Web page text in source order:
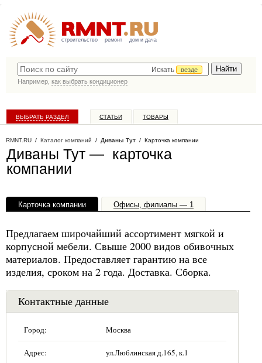
строительство ремонт дом и дача
Искать
везде
Например, как выбрать кондиционер
ВЫБРАТЬ РАЗДЕЛ СТАТЬИ ТОВАРЫ
RMNT.RU / Каталог компаний / Диваны Тут / Карточка компании
Диваны Тут — карточка
компании
Карточка компании Офисы, филиалы — 1
Предлагаем широчайший ассортимент мягкой и
корпусной мебели. Свыше 2000 видов обивочных
материалов. Предоставляет гарантию на все
изделия, сроком на 2 года. Доставка. Сборка.
Контактные данные
Город: Москва
Адрес: ул.Люблинская д.165, к.1